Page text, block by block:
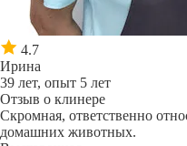
4.7
Ирина
39 лет, опыт 5 лет
Отзыв о клинере
Скромная, ответственно
домашних животных.